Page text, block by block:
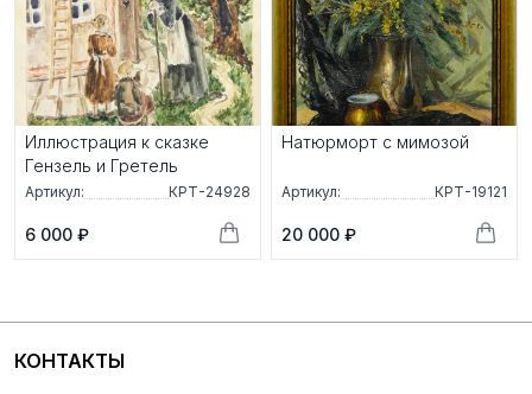
Иллюстрация к сказке
Гензель и Гретель
Артикул: КРТ-24928
6 000 ₽
Натюрморт с мимозой
Артикул: КРТ-19121
20 000 ₽
КОНТАКТЫ